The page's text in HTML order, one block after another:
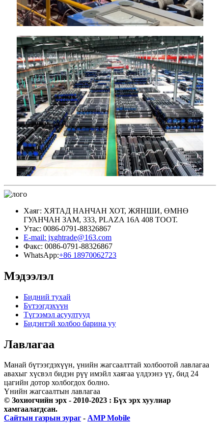
Хаяг: ХЯТАД НАНЧАН ХОТ, ЖЯНШИ, ӨМНӨ
ГУАНЧАН ЗАМ, 333, PLAZA 16A 408 ТООТ.
Утас: 0086-0791-88326867
E-mail: jxghtrade@163.com
Факс: 0086-0791-88326867
WhatsApp:+86 18970062723
Мэдээлэл
Бидний тухай
Бүтээгдэхүүн
Түгээмэл асуултууд
Бидэнтэй холбоо барина уу
Лавлагаа
Манай бүтээгдэхүүн, үнийн жагсаалттай холбоотой лавлагаа
авахыг хүсвэл бидэн рүү имэйл хаягаа үлдээнэ үү, бид 24
цагийн дотор холбогдох болно.
Үнийн жагсаалтын лавлагаа
© Зохиогчийн эрх - 2010-2023 : Бүх эрх хуулиар
хамгаалагдсан.
Сайтын газрын зураг - AMP Mobile